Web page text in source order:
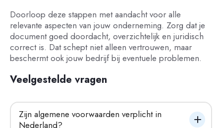
Doorloop deze stappen met aandacht voor alle
relevante aspecten van jouw onderneming. Zorg dat je
document goed doordacht, overzichtelijk en juridisch
correct is. Dat schept niet alleen vertrouwen, maar
beschermt ook jouw bedrijf bij eventuele problemen.
Veelgestelde vragen
Zijn algemene voorwaarden verplicht in
Nederland?